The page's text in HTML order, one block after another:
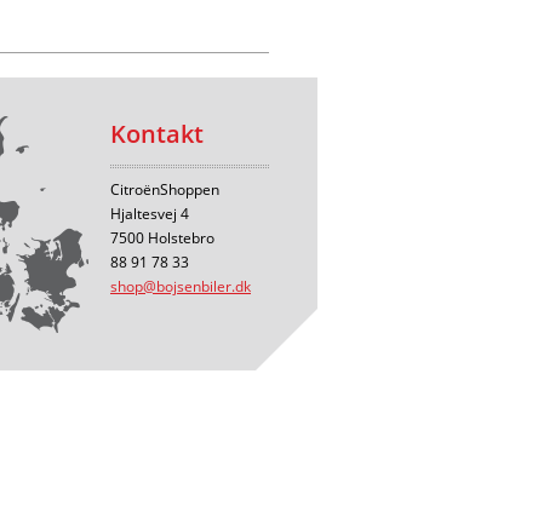
Kontakt
CitroënShoppen
Hjaltesvej 4
7500 Holstebro
88 91 78 33
shop@bojsenbiler.dk